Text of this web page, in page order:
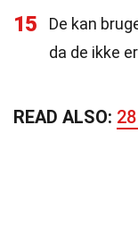
15
De kan
da de ikke
READ ALSO: